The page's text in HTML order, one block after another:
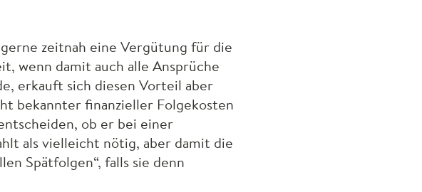
zeitnah eine Vergütung für die
wenn damit auch alle Ansprüche
erkauft sich diesen Vorteil aber
bekannter finanzieller Folgekosten
ob er bei einer
als vielleicht nötig, aber damit die
Spätfolgen“, falls sie denn